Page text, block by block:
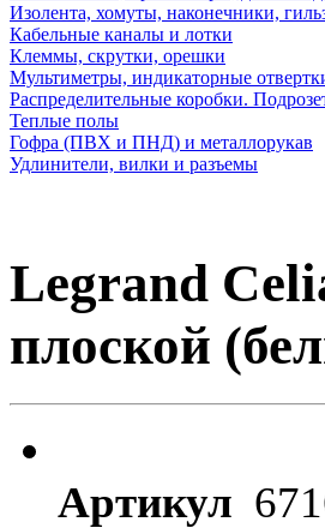
Изолента, хомуты, наконечники,
Кабельные каналы и лотки
Клеммы, скрутки, орешки
Мультиметры, индикаторные
Распределительные коробки.
Теплые полы
Гофра (ПВХ и ПНД) и металлорукав
Удлинители, вилки и разъемы
Legrand
плоской
Артикул